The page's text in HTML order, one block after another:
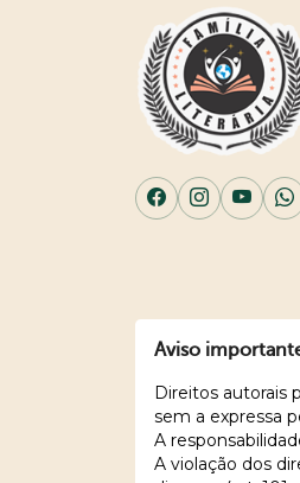
Aviso
Direitos autorais
sem a expressa
A
A violação dos